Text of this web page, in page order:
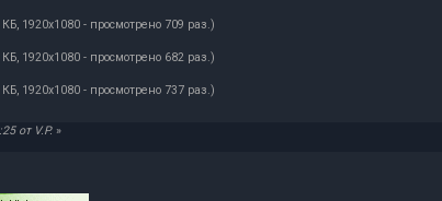
1920x1080 - просмотрено 709 раз.)
1920x1080 - просмотрено 682 раз.)
1920x1080 - просмотрено 737 раз.)
от V.P.»